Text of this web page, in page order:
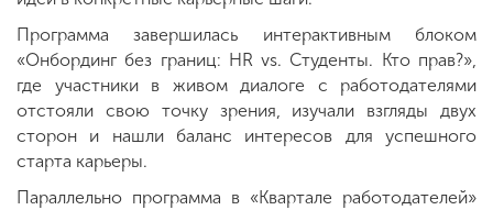
Программа завершилась интерактивным блоком
«Онбординг без границ: HR vs. Студенты. Кто прав?»,
где участники в живом диалоге с работодателями
отстояли свою точку зрения, изучали взгляды двух
сторон и нашли баланс интересов для успешного
старта карьеры.
Параллельно программа в «Квартале работодателей»